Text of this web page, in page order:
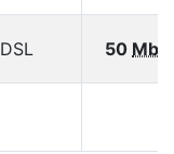
DSL 50